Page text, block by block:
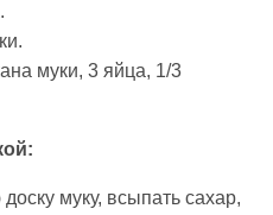
муки, 3 яйца, 1/3
муку, всыпать сахар,